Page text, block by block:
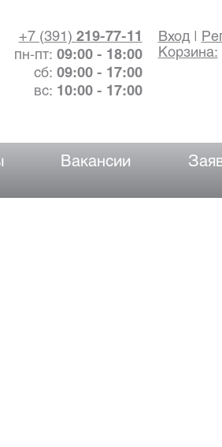
Вход|
Корзина:
+7 (391) 219-77-11
пн-пт: 09:00 - 18:00
сб: 09:00 - 17:00
вс: 10:00 - 17:00
Вакансии